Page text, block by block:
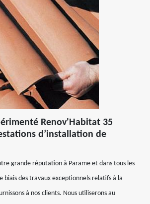
Renov'Habitat 35
d’installation de
grande réputation à Parame et dans tous les
biais des travaux exceptionnels relatifs à la
à nos clients. Nous utiliserons au